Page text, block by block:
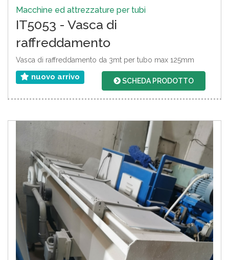
Macchine ed attrezzature per tubi
IT5053 - Vasca di
raffreddamento
Vasca di raffreddamento da 3mt per tubo max 125mm
nuovo arrivo SCHEDA PRODOTTO